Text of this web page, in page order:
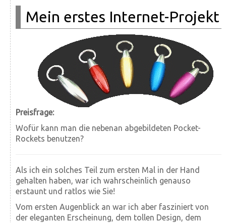
Mein erstes Internet-Projekt
Preisfrage:
Wofür kann man die nebenan abgebildeten Pocket-
Rockets benutzen?
Als ich ein solches Teil zum ersten Mal in der Hand
gehalten haben, war ich wahrscheinlich genauso
erstaunt und ratlos wie Sie!
Vom ersten Augenblick an war ich aber fasziniert von
der eleganten Erscheinung, dem tollen Design, dem